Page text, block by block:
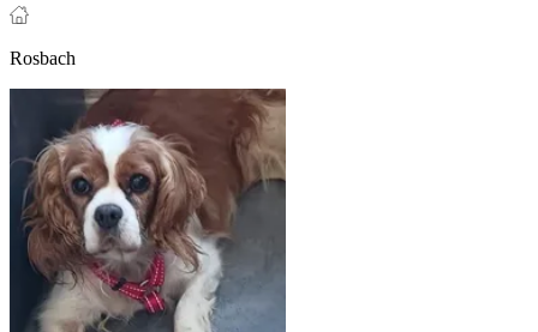
Rosbach